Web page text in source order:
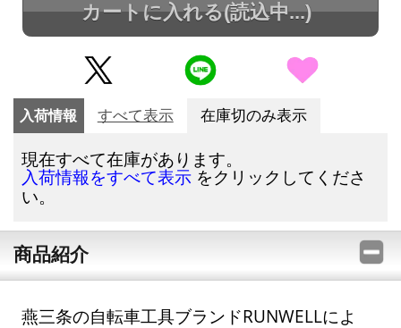
カートに入れる(読込中...)
入荷情報 すべて表示 在庫切のみ表示
現在すべて在庫があります。
入荷情報をすべて表示 をクリックしてくださ
い。
商品紹介
燕三条の自転車工具ブランドRUNWELLによ